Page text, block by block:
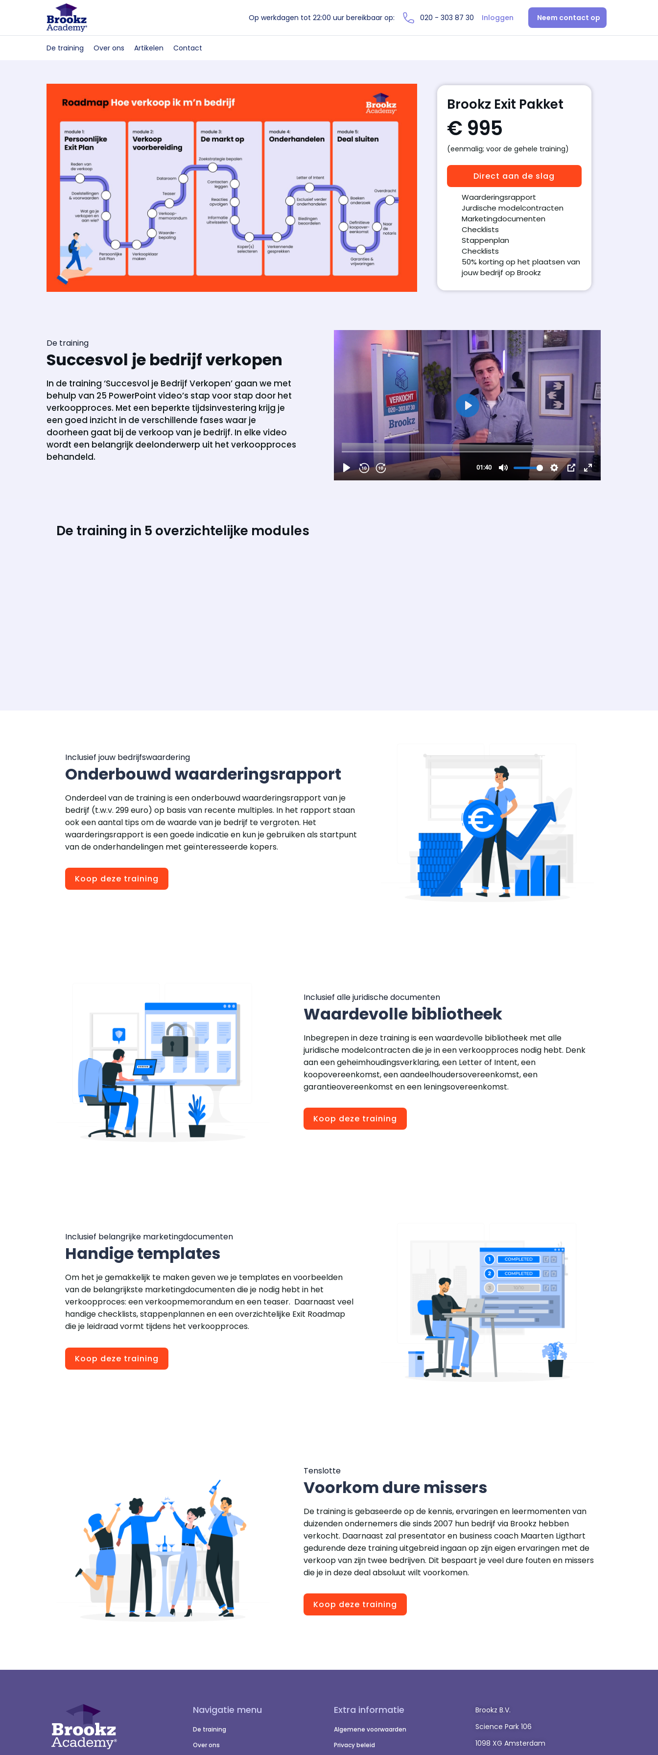
Op werkdagen tot 22:00 uur bereikbaar op: 020 - 303 87 30 Inloggen Neem contact op
De training Over ons Artikelen Contact
Brookz Exit Pakket
€ 995
(eenmalig; voor de gehele training)
Direct aan de slag
Waarderingsrapport
Jurdische modelcontracten
Marketingdocumenten
Checklists
Stappenplan
Checklists
50% korting op het plaatsen van
jouw bedrijf op Brookz
De training
Succesvol je bedrijf verkopen
In de training ‘Succesvol je Bedrijf Verkopen’ gaan we met
behulp van 25 PowerPoint video’s stap voor stap door het
verkoopproces. Met een beperkte tijdsinvestering krijg je
een goed inzicht in de verschillende fases waar je
doorheen gaat bij de verkoop van je bedrijf. In elke video
wordt een belangrijk deelonderwerp uit het verkoopproces
behandeld.
De training in 5 overzichtelijke modules
Inclusief jouw bedrijfswaardering
Onderbouwd waarderingsrapport
Onderdeel van de training is een onderbouwd waarderingsrapport van je
bedrijf (t.w.v. 299 euro) op basis van recente multiples. In het rapport staan
ook een aantal tips om de waarde van je bedrijf te vergroten. Het
waarderingsrapport is een goede indicatie en kun je gebruiken als startpunt
van de onderhandelingen met geïnteresseerde kopers.
Koop deze training
Inclusief alle juridische documenten
Waardevolle bibliotheek
Inbegrepen in deze training is een waardevolle bibliotheek met alle
juridische modelcontracten die je in een verkoopproces nodig hebt. Denk
aan een geheimhoudingsverklaring, een Letter of Intent, een
koopovereenkomst, een aandeelhoudersovereenkomst, een
garantieovereenkomst en een leningsovereenkomst.
Koop deze training
Inclusief belangrijke marketingdocumenten
Handige templates
Om het je gemakkelijk te maken geven we je templates en voorbeelden
van de belangrijkste marketingdocumenten die je nodig hebt in het
verkoopproces: een verkoopmemorandum en een teaser. Daarnaast veel
handige checklists, stappenplannen en een overzichtelijke Exit Roadmap
die je leidraad vormt tijdens het verkoopproces.
Koop deze training
Tenslotte
Voorkom dure missers
De training is gebaseerde op de kennis, ervaringen en leermomenten van
duizenden ondernemers die sinds 2007 hun bedrijf via Brookz hebben
verkocht. Daarnaast zal presentator en business coach Maarten Ligthart
gedurende deze training uitgebreid ingaan op zijn eigen ervaringen met de
verkoop van zijn twee bedrijven. Dit bespaart je veel dure fouten en missers
die je in deze deal absoluut wilt voorkomen.
Koop deze training
Navigatie menu
De training
Over ons
Extra informatie
Algemene voorwaarden
Privacy beleid
Brookz B.V.
Science Park 106
1098 XG Amsterdam